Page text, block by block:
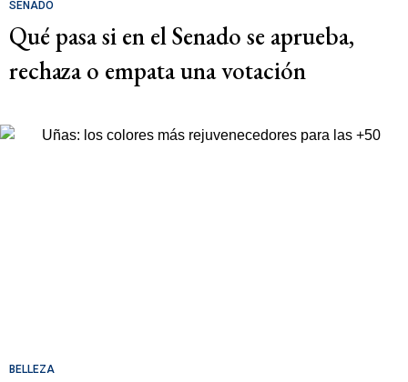
SENADO
Qué pasa si en el Senado se aprueba,
rechaza o empata una votación
BELLEZA